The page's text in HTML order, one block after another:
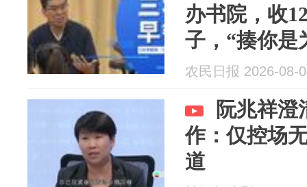
办书院，收
子，“揍你是
报；胡某被
放血排毒｜
农民日报 2026-08-
阮兆祥澄
作：仅控场
道